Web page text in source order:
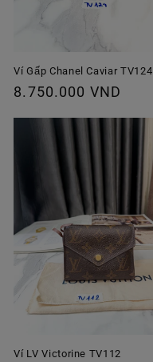
Ví Gấp Chanel Caviar TV124
Giá
8.750.000 VND
Ví LV Victorine TV112